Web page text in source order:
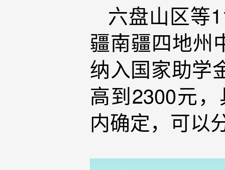
六盘山区等
疆南疆四地州
纳入国家助学
高到2300元
内确定，可以